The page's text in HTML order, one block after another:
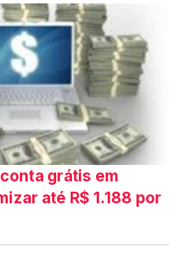
grátis em
até R$ 1.188 por